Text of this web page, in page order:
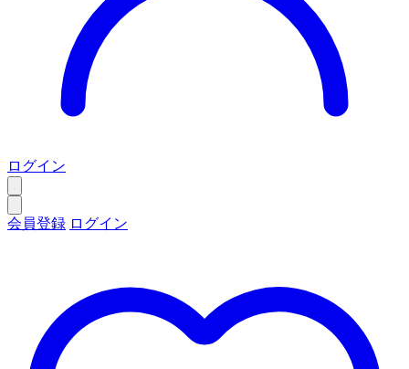
ログイン
会員登録 ログイン